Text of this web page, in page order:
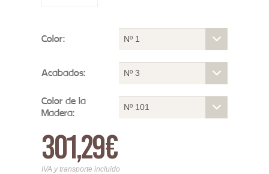
Color: Nº 1
Acabados: Nº 3
Color de la
Madera: Nº 101
301,29€
IVA y transporte incluido